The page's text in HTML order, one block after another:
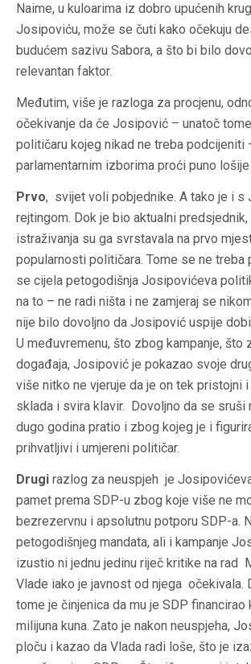
Naime, u kuloarima iz dobro upućenih
Josipoviću, može se čuti kako očekuju
budućem sazivu Sabora, a što bi bilo
relevantan faktor.
Međutim, više je razloga za procjenu,
očekivanje da će Josipović – unatoč
političaru kojeg nikad ne treba podcijeniti
parlamentarnim izborima proći puno
Prvo, svijet voli pobjednike. A tako je i s
rejtingom. Dok je bio aktualni predsjednik,
istraživanja su ga svrstavala na prvo
popularnosti političara. Tome se ne treba
se cijela petogodišnja Josipovićeva
na to – ne radi ništa i ne zamjeraj se
nije bilo dovoljno da Josipović uspije
U međuvremenu, što zbog kampanje, što
događaja, Josipović je pokazao svoje
više nitko ne vjeruje da je on tek pristojni
sklada i svira klavir. Dovoljno da se sruši
dugo godina pratio i zbog kojeg je i
prihvatljivi i umjereni političar.
Drugi razlog za neuspjeh je
pamet prema SDP-u zbog koje više ne
bezrezervnu i apsolutnu potporu SDP-a.
petogodišnjeg mandata, ali i kampanje
izustio ni jednu jedinu riječ kritike na rad
Vlade iako je javnost od njega očekivala.
tome je činjenica da mu je SDP financirao
milijuna kuna. Zato je nakon neuspjeha,
ploču i kazao da Vlada radi loše, što je